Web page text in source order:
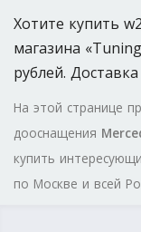
Хотите купить
магазина
рублей.
На этой странице
дооснащения
купить
по Москве и всей